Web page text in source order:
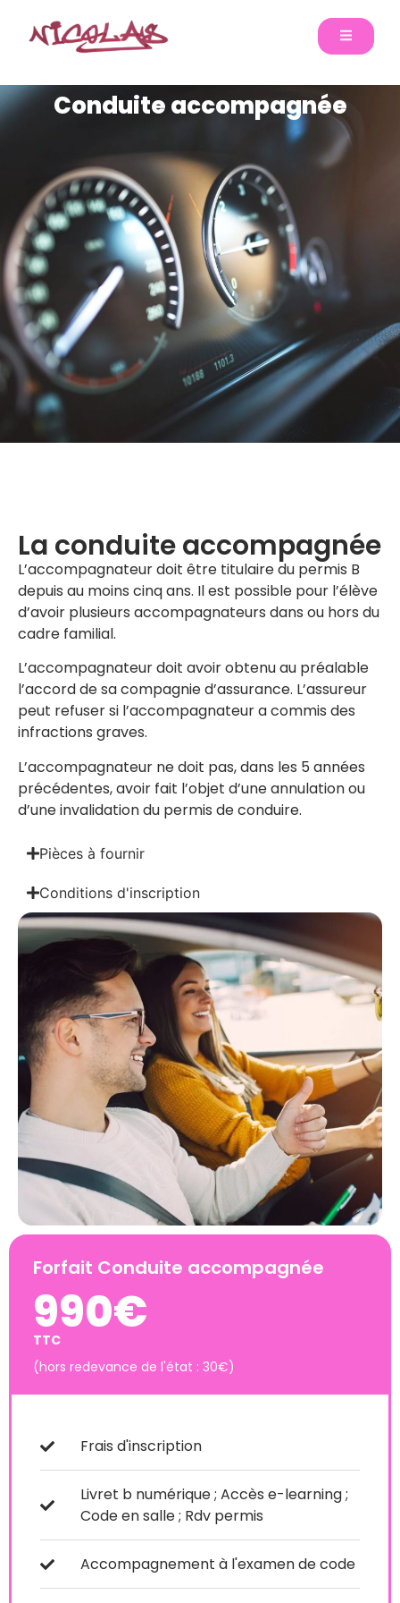
Conduite accompagnée
La conduite accompagnée
L’accompagnateur doit être titulaire du permis B
depuis au moins cinq ans. Il est possible pour l’élève
d’avoir plusieurs accompagnateurs dans ou hors du
cadre familial.
L’accompagnateur doit avoir obtenu au préalable
l’accord de sa compagnie d’assurance. L’assureur
peut refuser si l’accompagnateur a commis des
infractions graves.
L’accompagnateur ne doit pas, dans les 5 années
précédentes, avoir fait l’objet d’une annulation ou
d’une invalidation du permis de conduire.
Pièces à fournir
Conditions d'inscription
Forfait Conduite accompagnée
990€
TTC
(hors redevance de l'état : 30€)
Frais d'inscription
Livret b numérique ; Accès e-learning ;
Code en salle ; Rdv permis
Accompagnement à l'examen de code